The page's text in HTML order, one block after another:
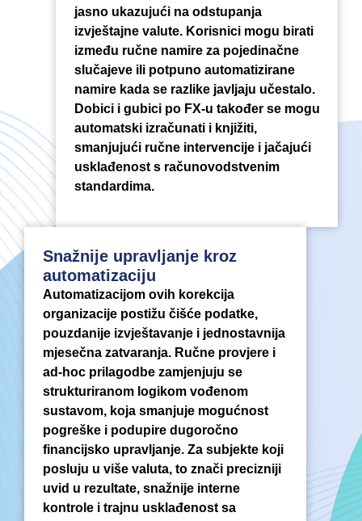
jasno ukazujući na odstupanja
izvještajne valute. Korisnici mogu birati
između ručne namire za pojedinačne
slučajeve ili potpuno automatizirane
namire kada se razlike javljaju učestalo.
Dobici i gubici po FX-u također se mogu
automatski izračunati i knjižiti,
smanjujući ručne intervencije i jačajući
usklađenost s računovodstvenim
standardima.
Snažnije upravljanje kroz
automatizaciju
Automatizacijom ovih korekcija
organizacije postižu čišće podatke,
pouzdanije izvještavanje i jednostavnija
mjesečna zatvaranja. Ručne provjere i
ad-hoc prilagodbe zamjenjuju se
strukturiranom logikom vođenom
sustavom, koja smanjuje mogućnost
pogreške i podupire dugoročno
financijsko upravljanje. Za subjekte koji
posluju u više valuta, to znači precizniji
uvid u rezultate, snažnije interne
kontrole i trajnu usklađenost sa